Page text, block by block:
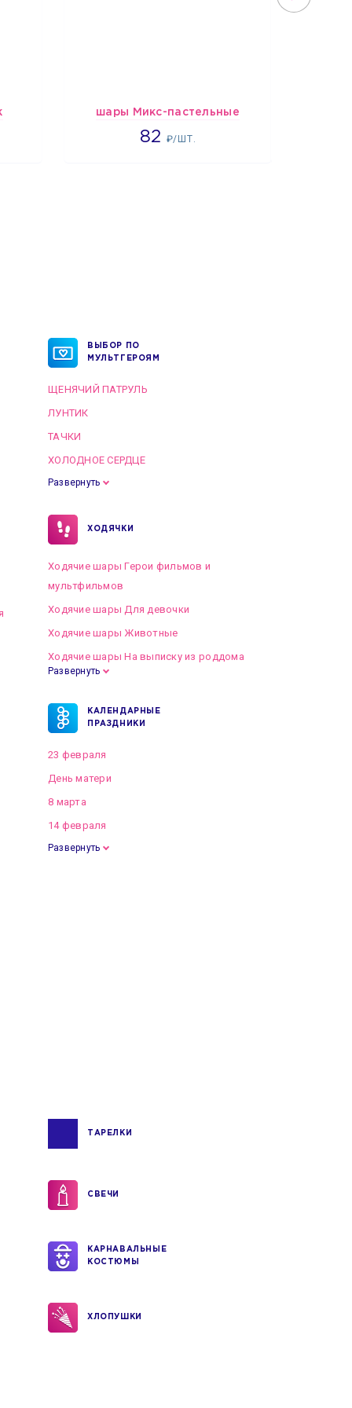
шары Микс-пастельные
82 ₽/ШТ.
1637
ВЫБОР ПО
МУЛЬТГЕРОЯМ
ЩЕНЯЧИЙ ПАТРУЛЬ
ЛУНТИК
ТАЧКИ
ХОЛОДНОЕ СЕРДЦЕ
Развернуть
ХОДЯЧКИ
Ходячие шары Герои фильмов и
мультфильмов
Ходячие шары Для девочки
Ходячие шары Животные
Ходячие шары На выписку из роддома
Развернуть
КАЛЕНДАРНЫЕ
ПРАЗДНИКИ
23 февраля
День матери
8 марта
14 февраля
Развернуть
ТАРЕЛКИ
СВЕЧИ
КАРНАВАЛЬНЫЕ
КОСТЮМЫ
ХЛОПУШКИ